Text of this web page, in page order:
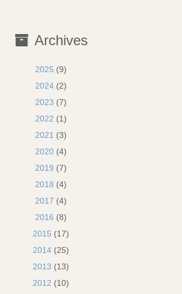
Archives
2025 (9)
2024 (2)
2023 (7)
2022 (1)
2021 (3)
2020 (4)
2019 (7)
2018 (4)
2017 (4)
2016 (8)
2015 (17)
2014 (25)
2013 (13)
2012 (10)